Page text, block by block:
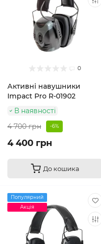
0
Активні навушники
Impact Pro R-01902
В наявності
4 700 грн
-6%
4 400 грн
До кошика
Популярний
Акція